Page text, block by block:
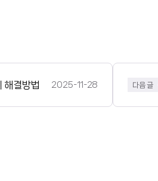
해결방법 2025-11-28 다음 글